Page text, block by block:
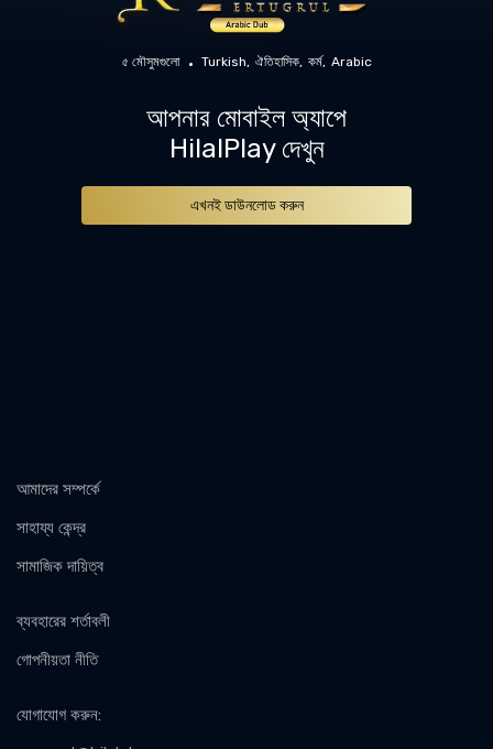
৫ মৌসুমগুলো Turkish ঐতিহাসিক কর্ম Arabic
আপনার মোবাইল অ্যাপে
HilalPlay দেখুন
এখনই ডাউনলোড করুন
আমাদের সম্পর্কে
সাহায্য কেন্দ্র
সামাজিক দায়িত্ব
ব্যবহারের শর্তাবলী
গোপনীয়তা নীতি
যোগাযোগ করুন: